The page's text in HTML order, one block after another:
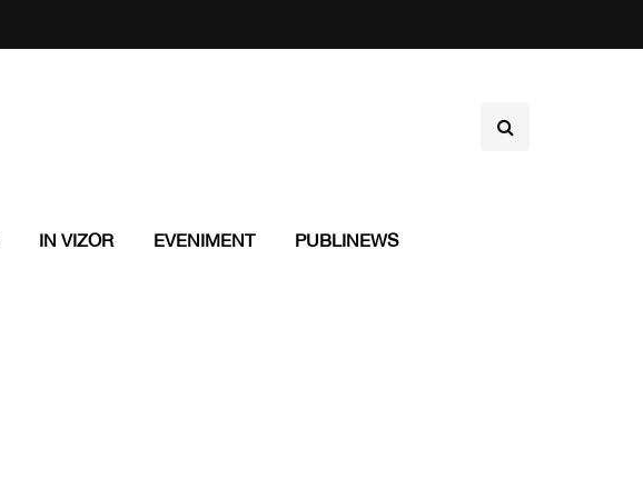
IN VIZOR EVENIMENT PUBLINEWS